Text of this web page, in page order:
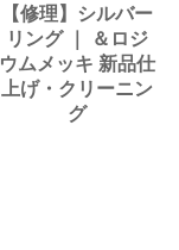
【修理】シルバー
リング ｜ ＆ロジ
ウムメッキ 新品仕
上げ・クリーニン
グ